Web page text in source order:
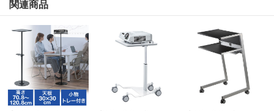
関連商品